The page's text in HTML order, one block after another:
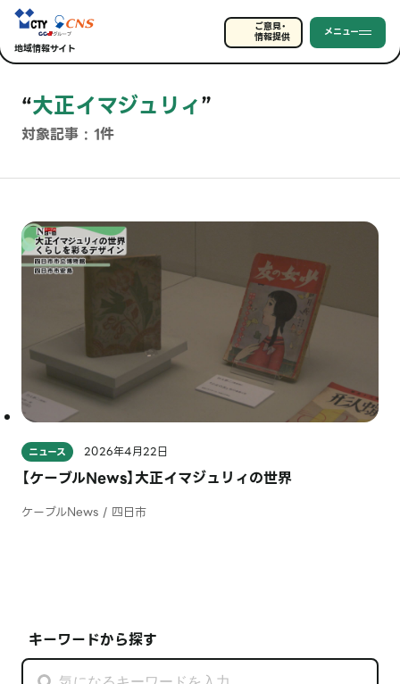
地域情報サイト
ご意見・
情報提供 メニュー
“大正イマジュリィ”
対象記事 : 1件
キーワードから探す
ニュース 2026年4月22日
【ケーブルNews】大正イマジュリィの世界
ケーブルNews / 四日市